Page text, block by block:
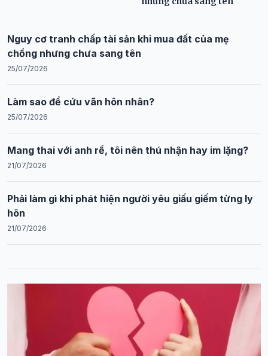
Nguy cơ tranh chấp tài sản khi mua đất của mẹ
chồng nhưng chưa sang tên
25/07/2026
Làm sao để cứu vãn hôn nhân?
25/07/2026
Mang thai với anh rể, tôi nên thú nhận hay im lặng?
21/07/2026
Phải làm gì khi phát hiện người yêu giấu giếm từng ly
hôn
21/07/2026